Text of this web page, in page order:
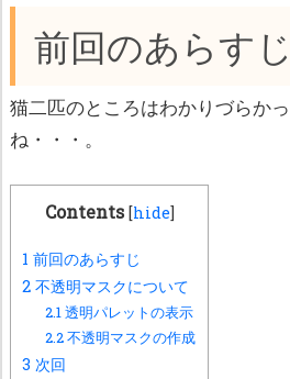
前回のあらすじ
猫二匹のところはわかりづらか
ね・・・。
Contents [hide]
1 前回のあらすじ
2 不透明マスクについて
2.1 透明パレットの表示
2.2不透明マスクの作成
3 次回